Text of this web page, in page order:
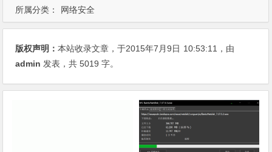
所属分类： 网络安全
版权声明：本站收录文章，于2015年7月9日 10:53:11 ，由
admin 发表，共 5019 字。